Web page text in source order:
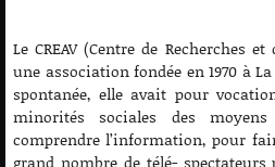
Le CREAV (Centre de Recherches
une association fondée en 1970 à
spontanée, elle avait pour
minorités sociales des
comprendre l’information, pour
grand nombre de télé- spectateurs